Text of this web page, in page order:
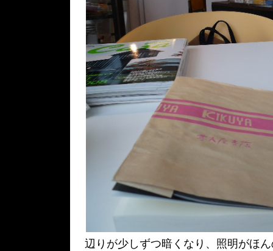
辺りが少しずつ暗くなり、照明がほ